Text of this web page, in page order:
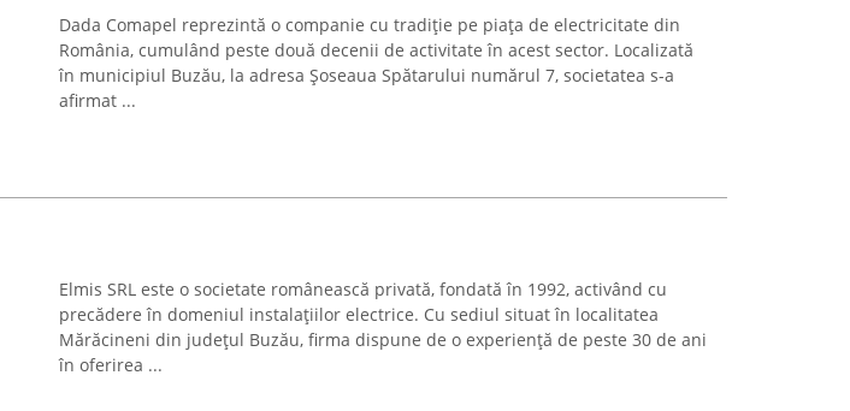
Dada Comapel reprezintă o companie cu tradiție pe piața de electricitate din
România, cumulând peste două decenii de activitate în acest sector. Localizată
în municipiul Buzău, la adresa Șoseaua Spătarului numărul 7, societatea s-a
afirmat ...
Elmis SRL este o societate românească privată, fondată în 1992, activând cu
precădere în domeniul instalațiilor electrice. Cu sediul situat în localitatea
Mărăcineni din județul Buzău, firma dispune de o experiență de peste 30 de ani
în oferirea ...